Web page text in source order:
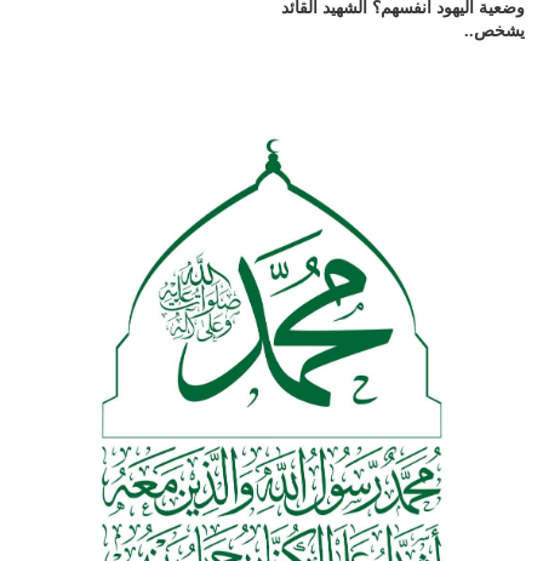
وضعية اليهود أنفسهم؟ الشهيد القائد
يشخص..